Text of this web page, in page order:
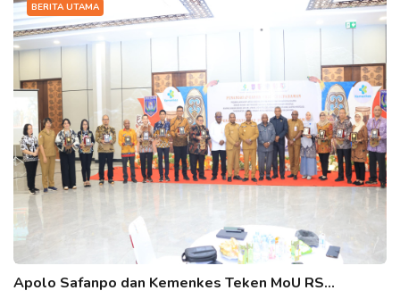
BERITA UTAMA
Apolo Safanpo dan Kemenkes Teken MoU RS…